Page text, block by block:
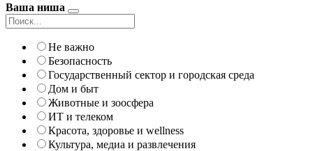
Ваша ниша
Не важно
Безопасность
Государственный сектор и городская среда
Дом и быт
Животные и зоосфера
ИТ и телеком
Красота, здоровье и wellness
Культура, медиа и развлечения